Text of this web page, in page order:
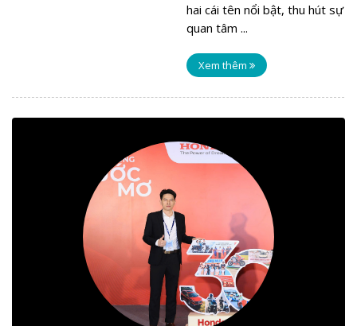
hai cái tên nổi bật, thu hút sự
quan tâm ...
Xem thêm